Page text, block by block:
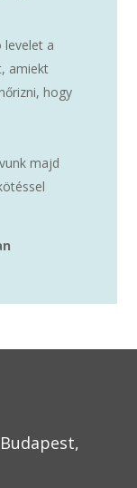
levelet a
amiekt
hogy
majd